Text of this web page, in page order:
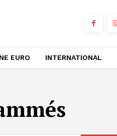
EURO INTERNATIONAL